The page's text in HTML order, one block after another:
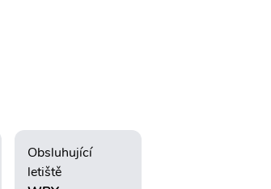
Obsluhující
letiště